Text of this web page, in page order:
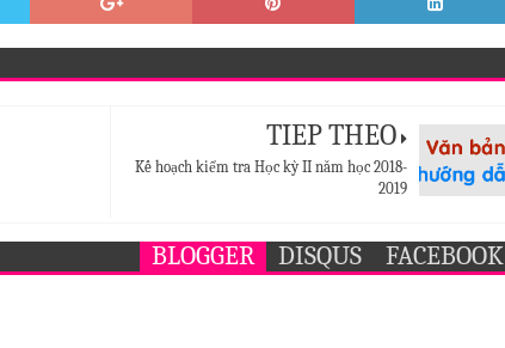
TIẾP THEO
Kế hoạch kiểm tra Học kỳ II năm học 2018-
2019
BLOGGER DISQUS FACEBOOK